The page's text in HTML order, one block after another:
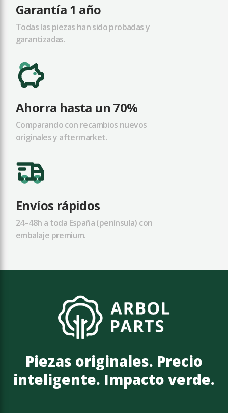
Garantía 1 año
Todas las piezas han sido probadas y
garantizadas.
Ahorra hasta un 70%
Comparando con recambios nuevos
originales y aftermarket.
Envíos rápidos
24–48h a toda España (península) con
embalaje premium.
Piezas originales. Precio
inteligente. Impacto verde.